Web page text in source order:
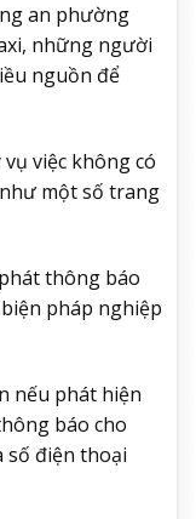
an phường
những người
nguồn để
việc không có
một số trang
thông báo
pháp nghiệp
nếu phát hiện
báo cho
số điện thoại